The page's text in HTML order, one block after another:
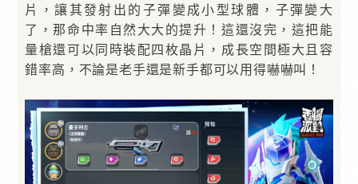
片，讓其發射出的子彈變成小型球體，子彈變大
了，那命中率自然大大的提升！這還沒完，這把能
量槍還可以同時裝配四枚晶片，成長空間極大且容
錯率高，不論是老手還是新手都可以用得嚇嚇叫！